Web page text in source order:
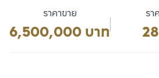
ราคาขาย
6,500,000 บาท
รา